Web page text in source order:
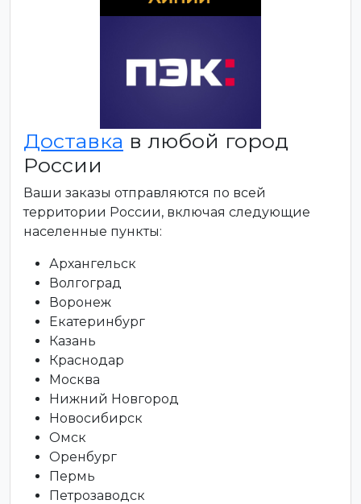
Доставка в любой город
России
Ваши заказы отправляются по всей
территории России, включая следующие
населенные пункты:
Архангельск
Волгоград
Воронеж
Екатеринбург
Казань
Краснодар
Москва
Нижний Новгород
Новосибирск
Омск
Оренбург
Пермь
Петрозаводск